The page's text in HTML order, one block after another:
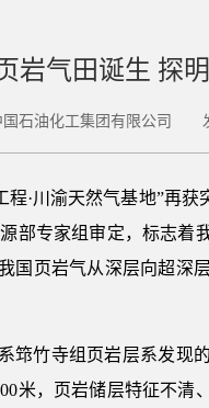
岩气田诞生 探
国石油化工集团有限公司
程·川渝天然气基地”再
部专家组审定，标志
国页岩气从深层向超
筇竹寺组页岩层系发现
米，页岩储层特征不